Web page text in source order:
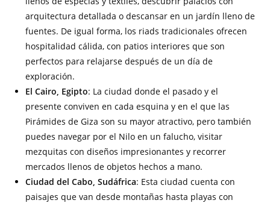
arquitectura detallada o descansar en un jardín lleno de
fuentes. De igual forma, los riads tradicionales ofrecen
hospitalidad cálida, con patios interiores que son
perfectos para relajarse después de un día de
exploración.
El Cairo, Egipto: La ciudad donde el pasado y el
presente conviven en cada esquina y en el que las
Pirámides de Giza son su mayor atractivo, pero también
puedes navegar por el Nilo en un falucho, visitar
mezquitas con diseños impresionantes y recorrer
mercados llenos de objetos hechos a mano.
Ciudad del Cabo, Sudáfrica: Esta ciudad cuenta con
paisajes que van desde montañas hasta playas con